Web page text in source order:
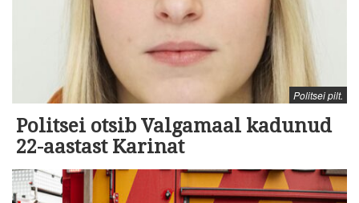
Politsei pilt.
Politsei otsib Valgamaal kadunud
22-aastast Karinat